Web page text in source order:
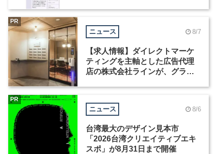
ニュース 8/7
【求人情報】ダイレクトマーケ
ティングを主軸とした広告代理
店の株式会社ラインが、グラフ
PR
ニュース 8/6
台湾最大のデザイン見本市
「2026台湾クリエイティブエキ
スポ」が8月31日まで開催
PR